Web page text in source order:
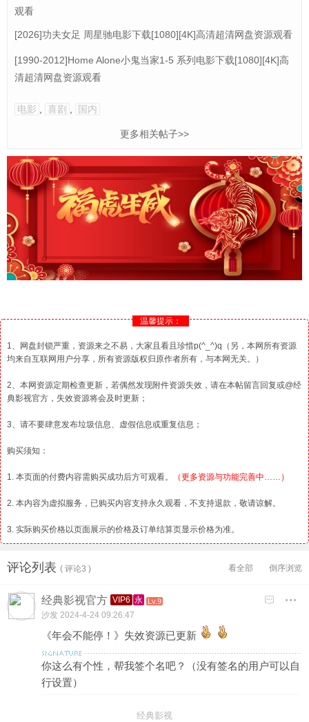
观看
[2026]功夫女足 周星驰电影下载[1080][4K]高清超清网盘资源观看
[1990-2012]Home Alone小鬼当家1-5 系列电影下载[1080][4K]高
清超清网盘资源观看
电影 喜剧 国内
更多相关帖子>>
温馨提示：
1、网盘封锁严重，资源来之不易，大家且看且珍惜p(^_^)q（另，本网所有资源
均来自互联网用户分享，所有资源版权归原作者所有，与本网无关。）
2、本网资源定期检查更新，若偶然发现附件资源失效，请在本帖留言回复或@经
典影视官方，失效资源将会及时更新；
3、请不要肆意发布垃圾信息、虚假信息或重复信息；
购买须知：
1. 本页面的付费内容需购买成功后方可观看。 （更多资源与功能完善中……）
2. 本内容为虚拟服务，已购买内容支持永久观看，不支持退款，敬请谅解。
3. 实际购买价格以页面展示的价格及订单结算页显示价格为准。
评论列表 ( 评论3 ) 看全部 倒序浏览

经典影视官方 VIP6 永 Lv.9
沙发 2024-4-24 09:26:47
《年会不能停！》失效资源已更新
你这么有个性，帮我签个名吧？（没有签名的用户可以自
行设置）
经典影视